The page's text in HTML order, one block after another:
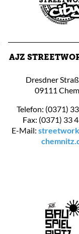
AJZ
Dresdner
09111
Telefon: (0371)
Fax: (0371) 33
E-Mail: